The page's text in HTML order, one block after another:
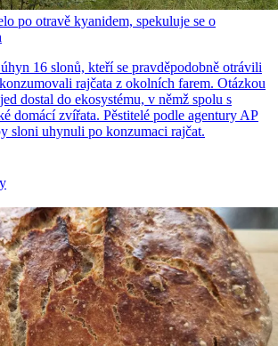
po otravě kyanidem, spekuluje se o
16 slonů, kteří se pravděpodobně otrávili
rajčata z okolních farem. Otázkou
dostal do ekosystému, v němž spolu s
domácí zvířata. Pěstitelé podle agentury AP
sloni uhynuli po konzumaci rajčat.